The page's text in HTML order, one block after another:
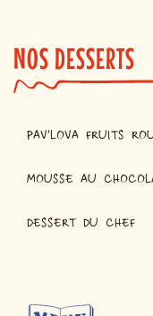
NOS DESSERTS
PAV'LOVA FRUITS
MOUSSE AU
DESSERT DU CHEF